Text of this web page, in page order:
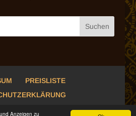
Anzeigen zu
PREISLISTE